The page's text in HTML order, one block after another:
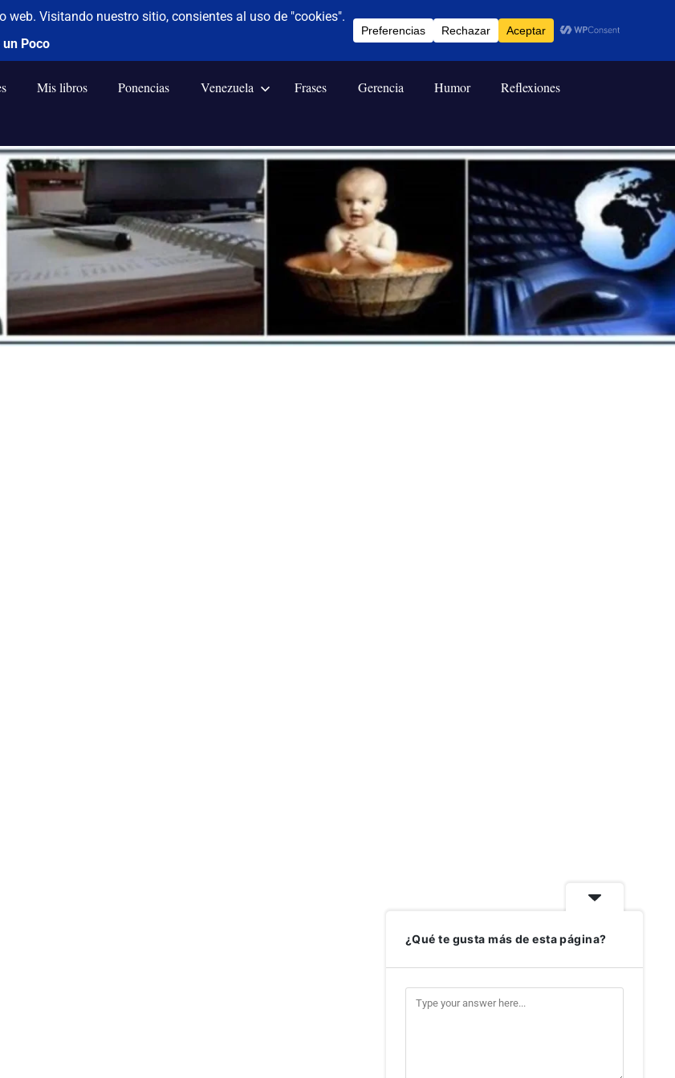
Mis libros Ponencias Venezuela Frases Gerencia Humor Reflexiones
¿Qué te gusta más de esta página?